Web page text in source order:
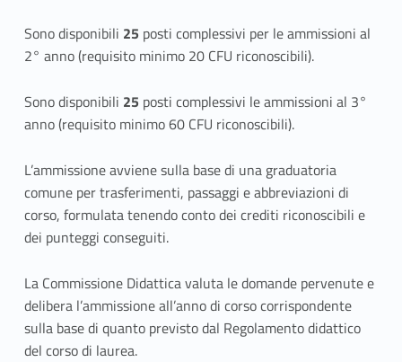
Sono disponibili 25 posti complessivi per le ammissioni al
2° anno (requisito minimo 20 CFU riconoscibili).
Sono disponibili 25 posti complessivi le ammissioni al 3°
anno (requisito minimo 60 CFU riconoscibili).
L’ammissione avviene sulla base di una graduatoria
comune per trasferimenti, passaggi e abbreviazioni di
corso, formulata tenendo conto dei crediti riconoscibili e
dei punteggi conseguiti.
La Commissione Didattica valuta le domande pervenute e
delibera l’ammissione all’anno di corso corrispondente
sulla base di quanto previsto dal Regolamento didattico
del corso di laurea.